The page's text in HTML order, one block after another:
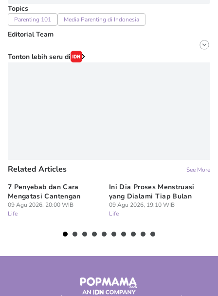
Topics
Parenting 101 Media Parenting di Indonesia
Editorial Team
Editor
Onic Metheany
Tonton lebih seru di
Related Articles See More
7 Penyebab dan Cara
Mengatasi Cantengan
09 Agu 2026, 20:00 WIB
Life
Ini Dia Proses Menstruasi
yang Dialami Tiap Bulan
09 Agu 2026, 19:10 WIB
Life